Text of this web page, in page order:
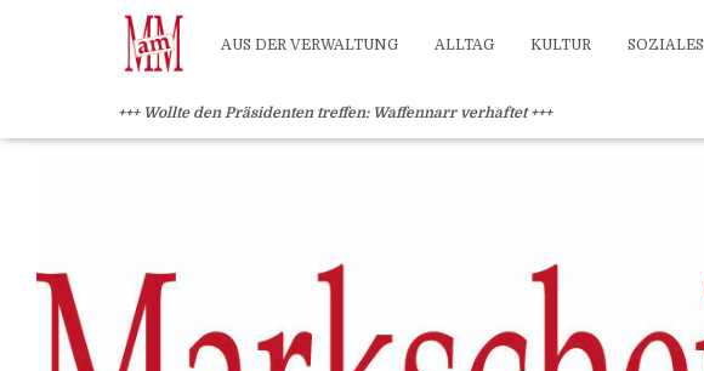
AUS DER VERWALTUNG ALLTAG KULTUR SOZIALES
+++ Wollte den Präsidenten treffen: Waffennarr verhaftet +++